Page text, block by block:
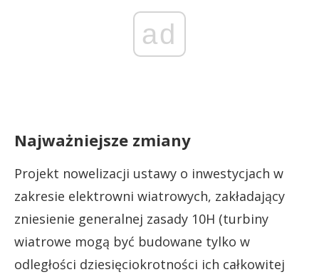
ad
Najważniejsze zmiany
Projekt nowelizacji ustawy o inwestycjach w
zakresie elektrowni wiatrowych, zakładający
zniesienie generalnej zasady 10H (turbiny
wiatrowe mogą być budowane tylko w
odległości dziesięciokrotności ich całkowitej